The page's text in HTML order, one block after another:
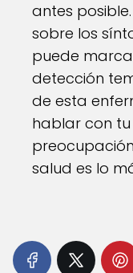
antes
sobre los
puede
detección
de esta
hablar con
salud es lo